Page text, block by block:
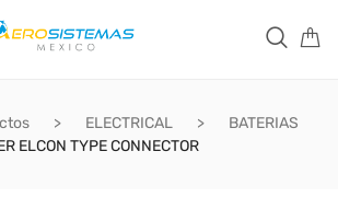
ELECTRICAL
BATERIAS
ELCON TYPE CONNECTOR